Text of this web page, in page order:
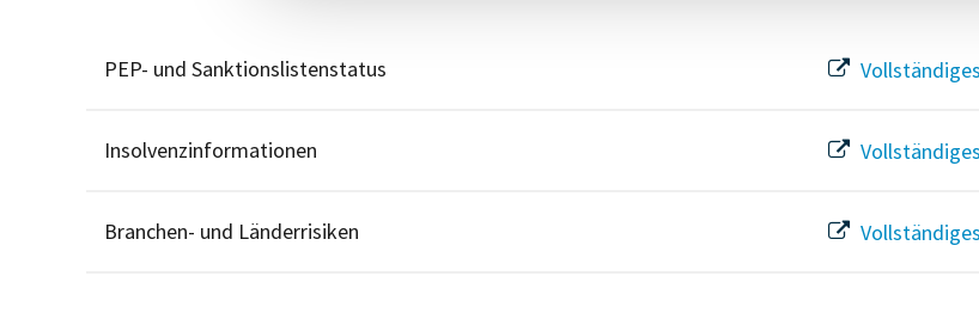
PEP- und Sanktionslistenstatus
Insolvenzinformationen
Branchen- und Länderrisiken